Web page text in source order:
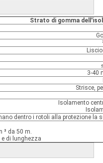
Strato di gomma
3-40
Strisce,
Isolamento
dentro i rotoli alla protezione la
³ da 50 m.
di lunghezza